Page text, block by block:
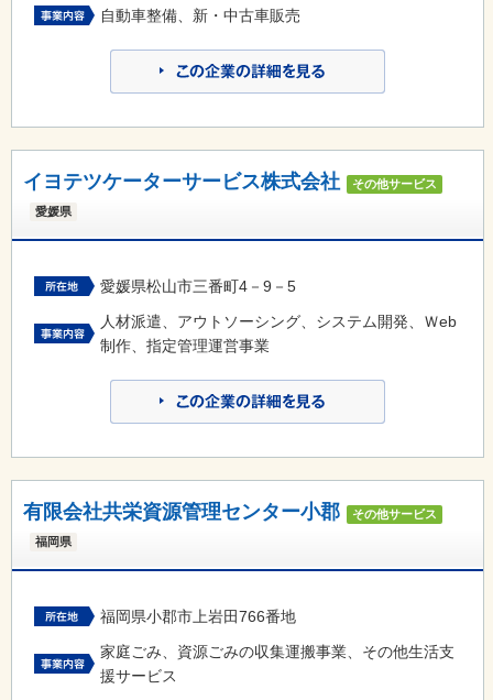
自動車整備、新・中古車販売
イヨテツケーターサービス株式会社 その他サービス
愛媛県
愛媛県松山市三番町4－9－5
人材派遣、アウトソーシング、システム開発、Ｗeb
制作、指定管理運営事業
有限会社共栄資源管理センター小郡 その他サービス
福岡県
福岡県小郡市上岩田766番地
家庭ごみ、資源ごみの収集運搬事業、その他生活支
援サービス